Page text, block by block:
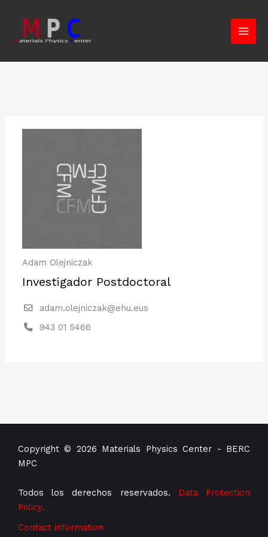
contenido
Adam Olejniczak
Investigador Postdoctoral
adam.olejniczak@ehu.eus
943 01 5466
Copyright © 2026 Materials Physics Center - BERC
MPC
Todos los derechos reservados. Data Protection
Policy.
Contact information